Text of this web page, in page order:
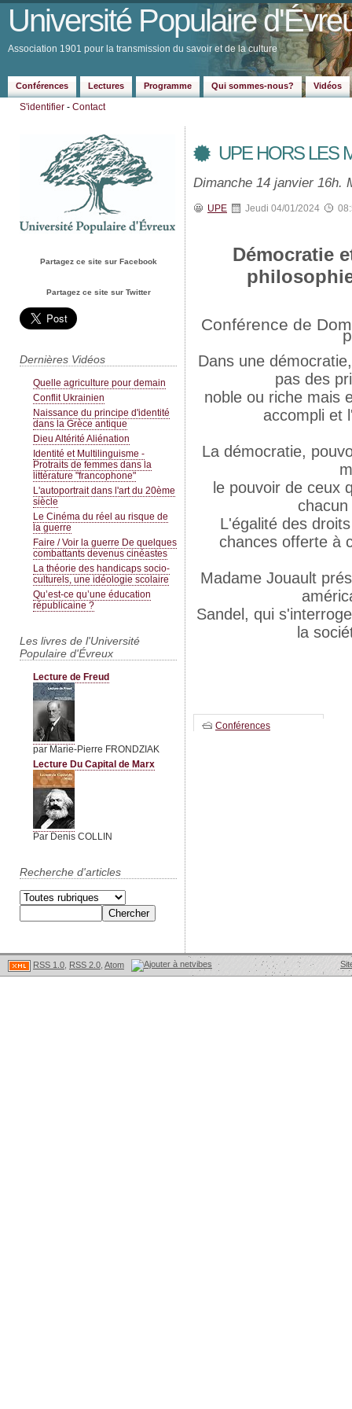
Université Populaire
Association 1901 pour la transmission du savoir et de la culture
Conférences Lectures Programme Qui sommes-nous? Vidéos
S'identifier - Contact
Partagez ce site sur Facebook
Partagez ce site sur Twitter
Dernières Vidéos
Quelle agriculture pour demain
Conflit Ukrainien
Naissance du principe d'identité
dans la Grèce antique
Dieu Altérité Aliénation
Identité et Multilinguisme -
Protraits de femmes dans la
littérature "francophone"
L'autoportrait dans l'art du 20ème
siècle
Le Cinéma du réel au risque de
la guerre
Faire / Voir la guerre De quelques
combattants devenus cinéastes
La théorie des handicaps socio-
culturels, une idéologie scolaire
Qu’est-ce qu’une éducation
républicaine ?
Les livres de l'Université
Populaire d'Évreux
Lecture de Freud
par Marie-Pierre FRONDZIAK
Lecture Du Capital de Marx
Par Denis COLLIN
Recherche d'articles
UPE HORS LES
Dimanche 14 janvier 16h.
UPE Jeudi 04/01/2024
Démocratie
Conférence de
Dans une
pas des
noble ou riche mais
accompli et
La démocratie,
le pouvoir de ceux
L'égalité des
chances offerte à
Madame Jouault
Sandel, qui
la
Conférences
RSS 1.0 RSS 2.0 Atom